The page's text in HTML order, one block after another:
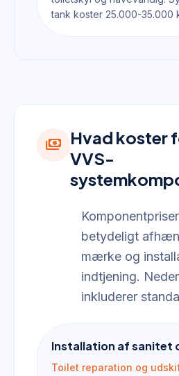
tank koster 25.000-35.000
payments Hvad koster
VVS-
betydeligt
mærke og
indtjening.
inkluderer
Installation af sanitet
Toilet reparation og